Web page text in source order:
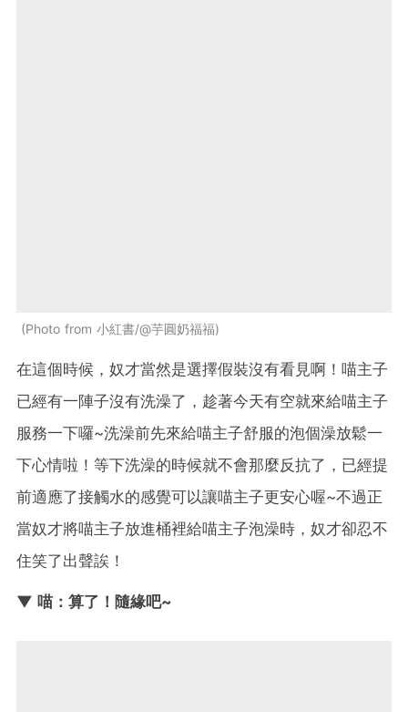
Photo from 小紅書/@芋圓奶福福
在這個時候，奴才當然是選擇假裝沒有看見啊！喵主子
已經有一陣子沒有洗澡了，趁著今天有空就來給喵主子
服務一下囉~洗澡前先來給喵主子舒服的泡個澡放鬆一
下心情啦！等下洗澡的時候就不會那麼反抗了，已經提
前適應了接觸水的感覺可以讓喵主子更安心喔~不過正
當奴才將喵主子放進桶裡給喵主子泡澡時，奴才卻忍不
住笑了出聲誒！
▼ 喵：算了！隨緣吧~